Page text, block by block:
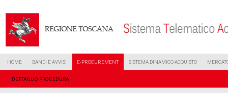
HOME BANDI E AVVISI E-PROCUREMENT SISTEMA DINAMICO ACQUISTO
DETTAGLIO PROCEDURA